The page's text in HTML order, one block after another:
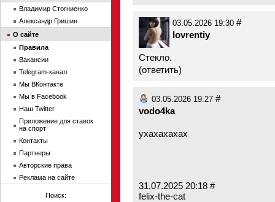
03.05.2026 19:30 #
lovrentiy
Стекло.
(ответить)
03.05.2026 19:27 #
vodo4ka
ухахахахах
31.07.2025 20:18 #
felix-the-cat
Владимир Стогниенко
Александр Гришин
О сайте
Правила
Вакансии
Telegram-канал
Мы ВКонтакте
Мы в Facebook
Наш Twitter
Приложение для ставок
на спорт
Контакты
Партнеры
Авторские права
Реклама на сайте
Поиск: